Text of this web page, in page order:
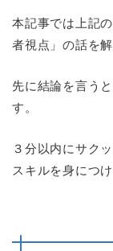
本記事では上記
者視点」の話を
先に結論を言う
す。
３分以内にサク
スキルを身につ